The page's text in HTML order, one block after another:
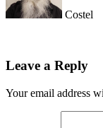
Costel
Leave a Reply
Your email address